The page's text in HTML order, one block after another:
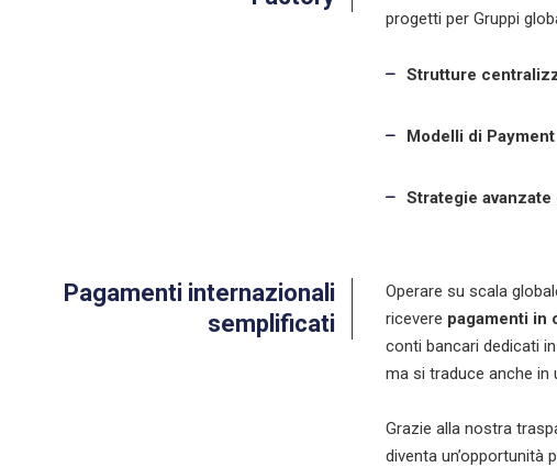
progetti per Gruppi
Strutture
Modelli di
Strategie
Pagamenti internazionali
semplificati
Operare su scala
ricevere pagamenti in
conti bancari dedicati
ma si traduce anche in
Grazie alla nostra
diventa